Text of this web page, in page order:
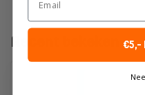
Recent bekeken €5,-